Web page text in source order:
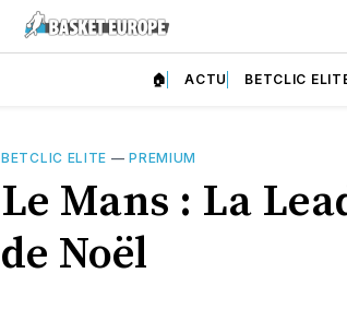
🏠 ACTU BETCLIC
BETCLIC ELITE —PREMIUM
Le Mans : La
de Noël